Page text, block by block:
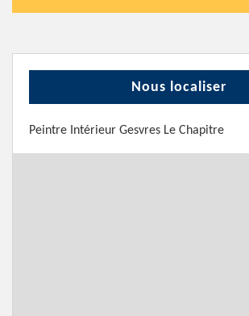
Nous localiser
Peintre Intérieur Gesvres Le Chapitre